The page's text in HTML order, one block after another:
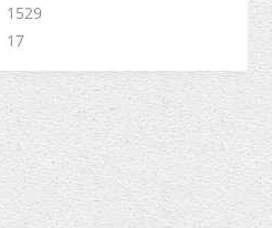
17
1529